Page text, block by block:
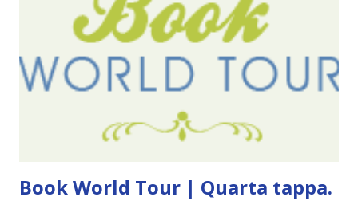
l'unica cosa della mia vita che ho continuato con costanza
(più o meno) e non come le tremila cose che inizio per poi
lasciare a metà. Tra l'altro ripenso a circa un anno e mezzo
fa, quando non sapevo più che farmene di D ivoratori di
che potessi fare. All'inizio non avevo idea che il ...
Book World Tour | Quarta tappa.